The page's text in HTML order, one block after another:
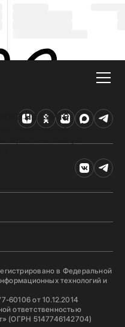
на сайте
найти нужную
в Федеральной
технологий и
60106 от 10.12.2014
ответственностью
(ОГРН 5147746142704)